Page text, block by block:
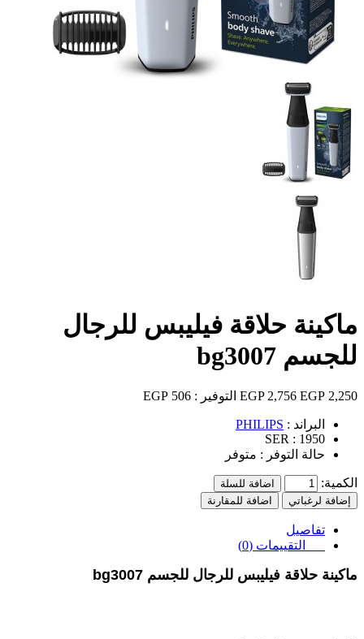
ماكينة حلاقة فيليبس للرجال
للجسم bg3007
2,250 EGP
2,756 EGP التوفير : 506 EGP
البراند : PHILIPS
SER : 1950
حالة التوفر : متوفر
الكمية:
اضافة للسلة
إضافة لرغباتي
اضافة للمقارنة
تفاصيل
التقييمات (0)
ماكينة حلاقة فيليبس للرجال للجسم bg3007